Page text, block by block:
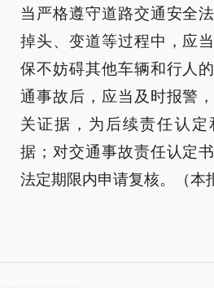
当严格遵守道路交通安全
掉头、变道等过程中，应
保不妨碍其他车辆和行人
通事故后，应当及时报警
关证据，为后续责任认定
据；对交通事故责任认定
法定期限内申请复核。（本